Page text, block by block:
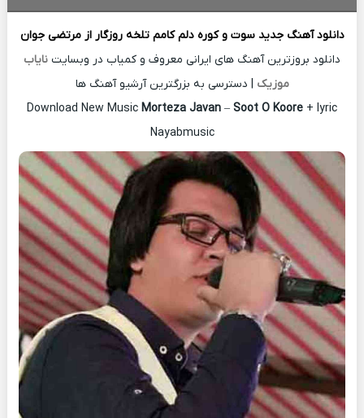
دانلود آهنگ جدید سوت و کوره دلم کامم تلخه روزگار ازمرتضی جوان
دانلود بروزترین آهنگ های ایرانی معروف و کمیاب در وبسایت نایاب
موزیک | دسترسی به بزرگترین آرشیو آهنگ ها
Download New Music Morteza Javan – Soot O Koore + lyric
Nayabmusic